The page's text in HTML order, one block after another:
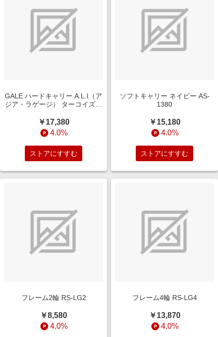
GALE ハードキャリー A.L.I（ア
ジア・ラゲージ） ターコイズブ
￥17,380
4.0%
ストアにすすむ
ソフトキャリー ネイビー AS-
1380
￥15,180
4.0%
ストアにすすむ
フレーム2輪 RS-LG2
￥8,580
4.0%
フレーム4輪 RS-LG4
￥13,870
4.0%